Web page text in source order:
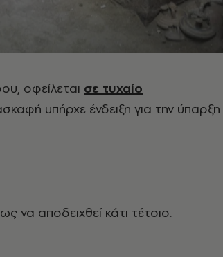
οφείλεται σε τυχαίο
υπήρχε ένδειξη για την ύπαρξη
να αποδειχθεί κάτι τέτοιο.